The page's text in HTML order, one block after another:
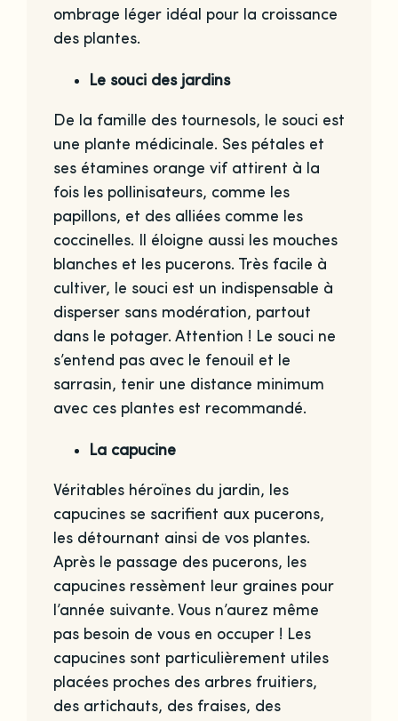
ombrage léger idéal pour la croissance
des plantes.
Le souci des jardins
De la famille des tournesols, le souci est
une plante médicinale. Ses pétales et
ses étamines orange vif attirent à la
fois les pollinisateurs, comme les
papillons, et des alliées comme les
coccinelles. Il éloigne aussi les mouches
blanches et les pucerons. Très facile à
cultiver, le souci est un indispensable à
disperser sans modération, partout
dans le potager. Attention ! Le souci ne
s’entend pas avec le fenouil et le
sarrasin, tenir une distance minimum
avec ces plantes est recommandé.
La capucine
Véritables héroïnes du jardin, les
capucines se sacrifient aux pucerons,
les détournant ainsi de vos plantes.
Après le passage des pucerons, les
capucines ressèment leur graines pour
l’année suivante. Vous n’aurez même
pas besoin de vous en occuper ! Les
capucines sont particulièrement utiles
placées proches des arbres fruitiers,
des artichauts, des fraises, des